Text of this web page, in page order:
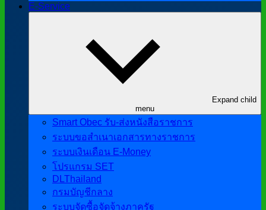
E-Service
Expand child
menu
Smart Obec รับ-ส่งหนังสือราชการ
ระบบขอสำเนาเอกสารทางราชการ
ระบบเงินเดือน E-Money
โปรแกรม SET
DLThailand
กรมบัญชีกลาง
ระบบจัดซื้อจัดจ้างภาครัฐ